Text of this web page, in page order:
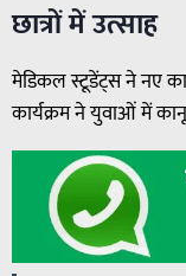
छात्रों में उत्साह
मेडिकल स्टूडेंट्स ने नए
कार्यक्रम ने युवाओं में